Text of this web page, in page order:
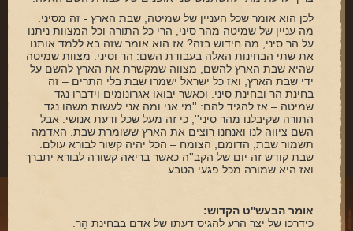
לכן הוא אומר שכל העניין של שמיטה, שבת הארץ - זה מסיני.
מה עניין של שמיטה מהר סיני, הרי כל התורה וכל המצוות ניתנו
על הר סיני, מה חידוש בזה? אז הוא אומר שזה בא ללמד אותנו
את שתי הבחינות האלה בעבודת השם: הר וסיני. מצוות שמיטה
שהיא שבת הארץ להשם, מצווה שמקשרת את הארץ להשם על
ידי שבת הארץ, ואז כל ישראל ישמרו שבת בלי התרים – זה
בחינת הר ובחינת סיני. וכאשר יבואו אגרונומים וידברו נגד
שמיטה – אז להגיד להם: ''מי אני ומה אני לעשות משהו נגד
התורה שקיבלנו מהר סיני'', כי זה מעל שכל ודעת אנושי. אבל
השם ציווה לנו ואנחנו רוצים את הארץ ששומרת שבת. האדמה
תשמור שבת, הדומם, הצומח – הכל יהיה קשור לבורא עולם.
שבת קודש זה יום של הקב''ה כאשר בריאה קשורה לבורא יתברך
ואז היא שמורה מכל פגעי הטבע.
אומר הבעש''ט הקדוש:
כידרכו של יצר הרע להגיס דעתו של אדם בבחינת הַר.